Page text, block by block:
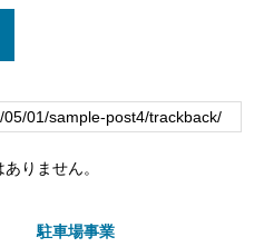
りません。
駐車場事業